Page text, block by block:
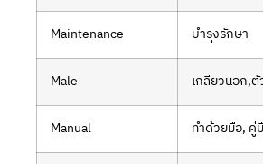
Maintenance บำรุงรักษา
Male เกลียวนอก,
Manual ทำด้วยมือ, คู่